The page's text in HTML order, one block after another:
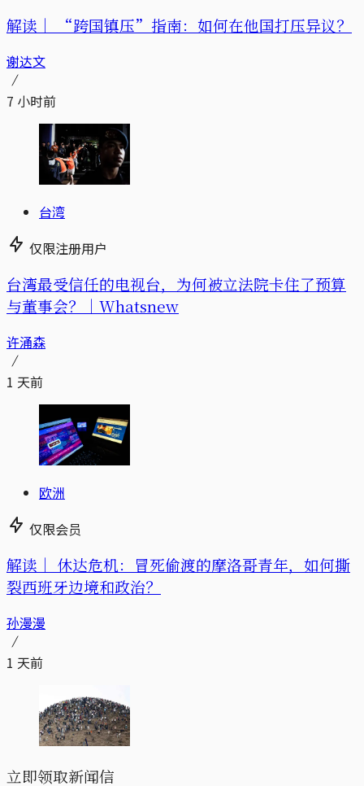
解读｜ “跨国镇压”指南：如何在他国打压异议？
谢达文
7 小时前
台湾
仅限注册用户
台湾最受信任的电视台，为何被立法院卡住了预算
与董事会？｜Whatsnew
许涌森
1 天前
欧洲
仅限会员
解读｜ 休达危机：冒死偷渡的摩洛哥青年，如何撕
裂西班牙边境和政治？
孙漫漫
1 天前
立即领取新闻信